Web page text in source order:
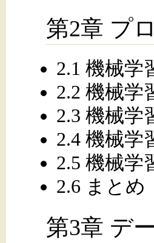
第2章 プ
2.1 機械学
2.2 機械学
2.3 機械
2.4 機械学
2.5 機械学
2.6 まとめ
第3章 デ